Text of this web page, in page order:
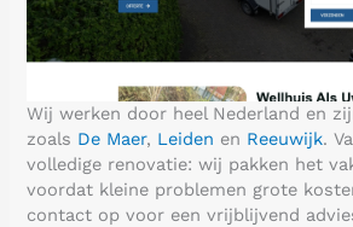
Wij werken door heel Nederland en
zoals De Maer, Leiden en Reeuwijk.
volledige renovatie: wij pakken het
voordat kleine problemen grote
contact op voor een vrijblijvend